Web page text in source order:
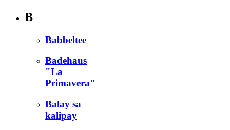
B
Babbeltee
Badehaus
"La
Primavera"
Balay sa
kalipay